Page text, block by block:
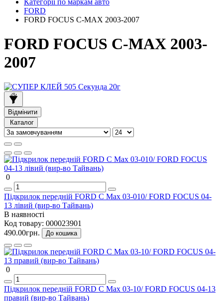
Категорії по маркам авто
FORD
FORD FOCUS C-MAX 2003-2007
FORD FOCUS C-MAX 2003-
2007
Відмінити
Каталог
0
Підкрилок передній FORD C Max 03-010/ FORD FOCUS 04-
13 лівий (вир-во Тайвань)
В наявності
Код товару: 000023901
490.00грн.
До кошика
0
Підкрилок передній FORD C Max 03-10/ FORD FOCUS 04-13
правий (вир-во Тайвань)